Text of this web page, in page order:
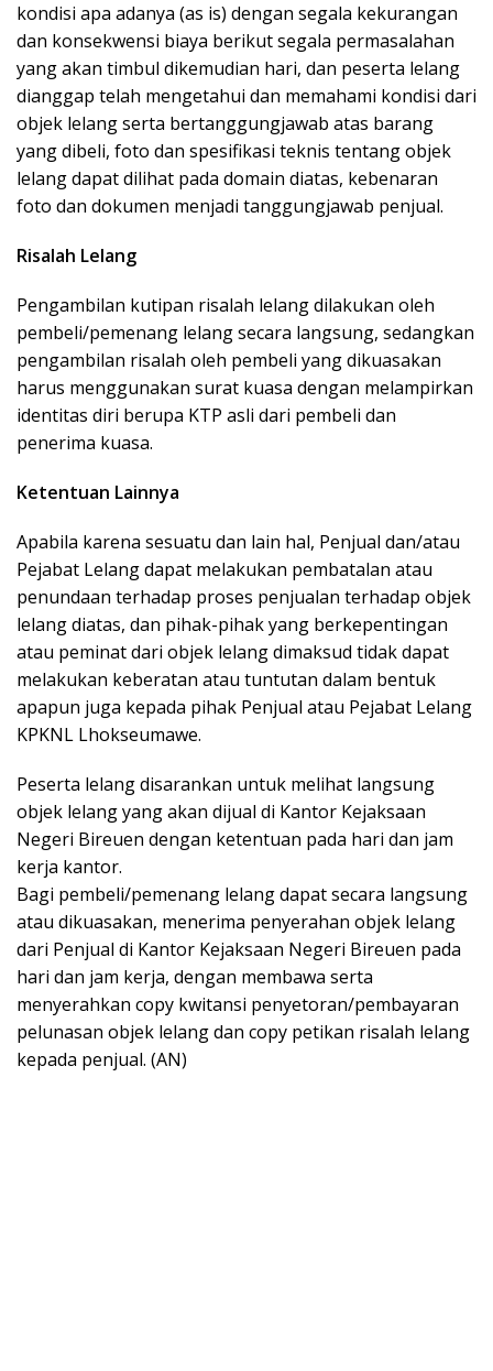
kondisi apa adanya (as is) dengan segala kekurangan
dan konsekwensi biaya berikut segala permasalahan
yang akan timbul dikemudian hari, dan peserta lelang
dianggap telah mengetahui dan memahami kondisi dari
objek lelang serta bertanggungjawab atas barang
yang dibeli, foto dan spesifikasi teknis tentang objek
lelang dapat dilihat pada domain diatas, kebenaran
foto dan dokumen menjadi tanggungjawab penjual.
Risalah Lelang
Pengambilan kutipan risalah lelang dilakukan oleh
pembeli/pemenang lelang secara langsung, sedangkan
pengambilan risalah oleh pembeli yang dikuasakan
harus menggunakan surat kuasa dengan melampirkan
identitas diri berupa KTP asli dari pembeli dan
penerima kuasa.
Ketentuan Lainnya
Apabila karena sesuatu dan lain hal, Penjual dan/atau
Pejabat Lelang dapat melakukan pembatalan atau
penundaan terhadap proses penjualan terhadap objek
lelang diatas, dan pihak-pihak yang berkepentingan
atau peminat dari objek lelang dimaksud tidak dapat
melakukan keberatan atau tuntutan dalam bentuk
apapun juga kepada pihak Penjual atau Pejabat Lelang
KPKNL Lhokseumawe.
Peserta lelang disarankan untuk melihat langsung
objek lelang yang akan dijual di Kantor Kejaksaan
Negeri Bireuen dengan ketentuan pada hari dan jam
kerja kantor.
Bagi pembeli/pemenang lelang dapat secara langsung
atau dikuasakan, menerima penyerahan objek lelang
dari Penjual di Kantor Kejaksaan Negeri Bireuen pada
hari dan jam kerja, dengan membawa serta
menyerahkan copy kwitansi penyetoran/pembayaran
pelunasan objek lelang dan copy petikan risalah lelang
kepada penjual. (AN)